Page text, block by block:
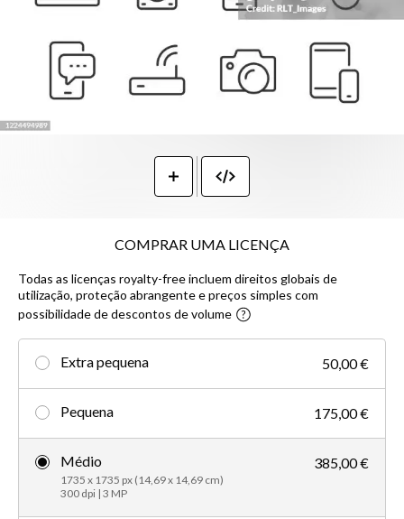
COMPRAR UMA LICENÇA
Todas as licenças royalty-free incluem direitos globais de
utilização, proteção abrangente e preços simples com
possibilidade de descontos de volume
Extra pequena 50,00 €
Pequena 175,00 €
Médio
1735 x 1735 px (14,69 x 14,69 cm)
300 dpi | 3 MP
385,00 €